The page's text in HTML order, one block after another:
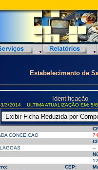
Estabelecimento de
Identificação
3/2014 ULTIMA ATUALIZAÇÃO EM:
CONCEICAO
--
CEP: